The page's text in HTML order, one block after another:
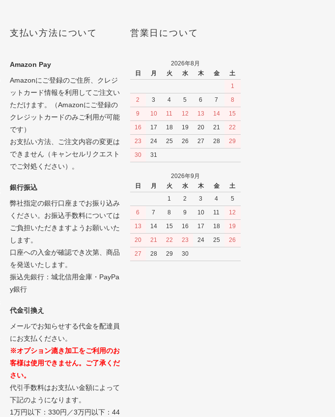
支払い方法について
Amazon Pay
Amazonにご登録のご住所、クレジ
ットカード情報を利用してご注文い
ただけます。（Amazonにご登録の
クレジットカードのみご利用が可能
です）
お支払い方法、ご注文内容の変更は
できません（キャンセルリクエスト
でご対処ください）。
銀行振込
弊社指定の銀行口座までお振り込み
ください。お振込手数料については
ご負担いただきますようお願いいた
します。
口座への入金が確認でき次第、商品
を発送いたします。
振込先銀行：城北信用金庫・PayPa
y銀行
代金引換え
メールでお知らせする代金を配達員
にお支払ください。
※オプション漉き加工をご利用のお
客様は使用できません。ご了承くだ
さい。
代引手数料はお支払い金額によって
下記のようになります。
1万円以下：330円／3万円以下：44
営業日について
2026年8月
日
月 火 水 木 金
土
1
2
3 4 5 6 7
8
9
10 11 12 13 14
15
16
17 18 19 20 21
22
23
24 25 26 27 28
29
30
31
2026年9月
日
月 火 水 木 金
土
1
2 3 4
5
6
7 8 9 10 11
12
13
14 15 16 17 18
19
20
21 22 23 24 25
26
27
28 29 30